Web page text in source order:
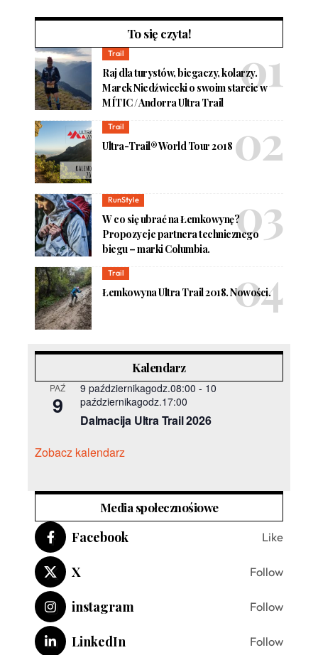
To się czyta!
Trail
Raj dla turystów, biegaczy, kolarzy.
Marek Niedźwiecki o swoim starcie w
MÍTIC / Andorra Ultra Trail
Trail
Ultra-Trail® World Tour 2018
RunStyle
W co się ubrać na Łemkowynę?
Propozycje partnera technicznego
biegu – marki Columbia.
Trail
Łemkowyna Ultra Trail 2018. Nowości.
Kalendarz
PAŹ
9
9 październikagodz.08:00 - 10
październikagodz.17:00
Dalmacija Ultra Trail 2026
Zobacz kalendarz
Media społecznośiowe
Facebook Like
X Follow
instagram Follow
LinkedIn Follow